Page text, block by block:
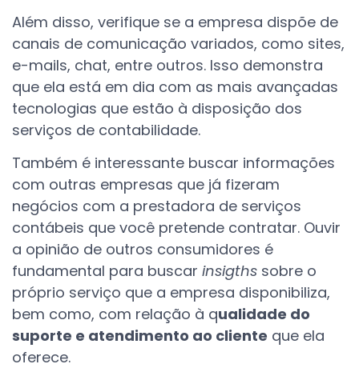
Além disso, verifique se a empresa dispõe de
canais de comunicação variados, como sites,
e-mails, chat, entre outros. Isso demonstra
que ela está em dia com as mais avançadas
tecnologias que estão à disposição dos
serviços de contabilidade.
Também é interessante buscar informações
com outras empresas que já fizeram
negócios com a prestadora de serviços
contábeis que você pretende contratar. Ouvir
a opinião de outros consumidores é
fundamental para buscar insigths sobre o
próprio serviço que a empresa disponibiliza,
bem como, com relação à qualidade do
suporte e atendimento ao cliente que ela
oferece.